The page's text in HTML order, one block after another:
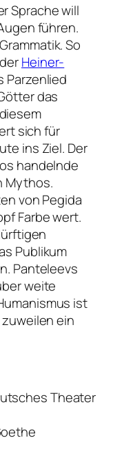
Sprache will
führen.
So
Heiner-
Parzenlied
das
sich für
ins Ziel. Der
handelnde
Mythos.
von Pegida
Farbe wert.
Publikum
Panteleevs
weite
ist
ein
Theater